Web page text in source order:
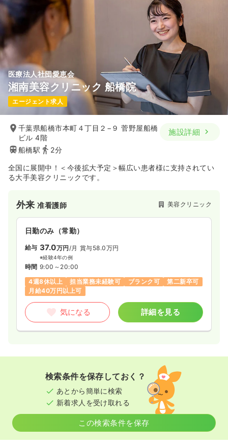
医療法人社団愛恵会
湘南美容クリニック 船橋院
エージェント求人
千葉県船橋市本町４丁目２−９ 菅野屋船橋
ビル 4階
船橋駅
2分
施設詳細
全国に展開中！＜今後拡大予定＞幅広い患者様に支持されてい
る大手美容クリニックです。
外来准看護師 美容クリニック
日勤のみ（常勤）
給与 37.0万円 /月 賞与58.0万円
※経験4年の例
時間 9:00～20:00
4週8休以上
担当業務未経験可 ブランク可
第二新卒可
月給40万円以上可
気になる 詳細を見る
検索条件を保存しておく？
あとから簡単に検索
新着求人を受け取れる
この検索条件を保存